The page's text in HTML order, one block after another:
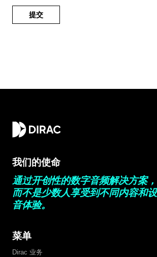
我们的使命
通过开创性的数字音频解决方案，
而不是少数人享受到不同内容和
音体验。
菜单
Dirac 业务